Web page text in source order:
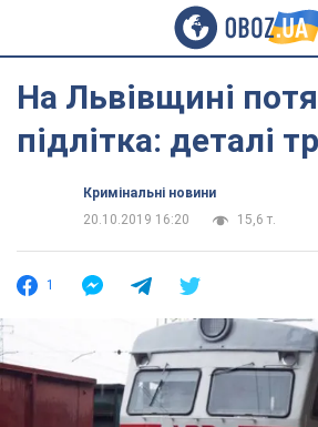
На Львівщині
підлітка: деталі
Кримінальні новини
20.10.2019 16:20
15,6 т.
1